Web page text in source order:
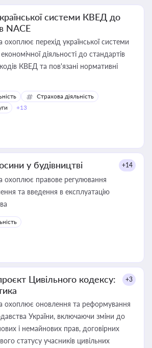
системи КВЕД до
NACE
охоплює перехід української системи
економічної діяльності до стандартів
КВЕД та пов'язані нормативні
Страхова діяльність
+13
у будівництві +14
охоплює правове регулювання
та введення в експлуатацію
Цивільного кодексу:
+3
охоплює оновлення та реформування
України, включаючи зміни до
і немайнових прав, договірних
статусу учасників цивільних